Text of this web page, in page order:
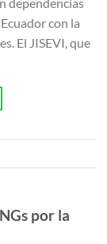
con la
El JISEVI, que
por la